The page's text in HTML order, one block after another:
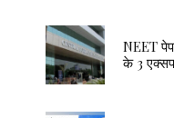
NEET
के 3